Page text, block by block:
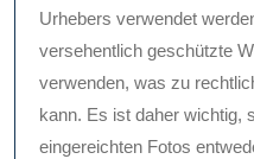
Urhebers verwendet
versehentlich geschützte
verwenden, was zu
kann. Es ist daher wichtig,
eingereichten Fotos